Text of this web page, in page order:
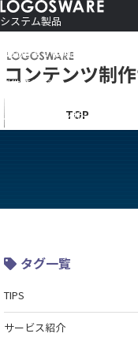
システム製品
コンテンツ作成ソフト
制作サービス
ソリューションサービス
ご利用者さま向け
会社情報
TOP
タグ一覧
TIPS
サービス紹介